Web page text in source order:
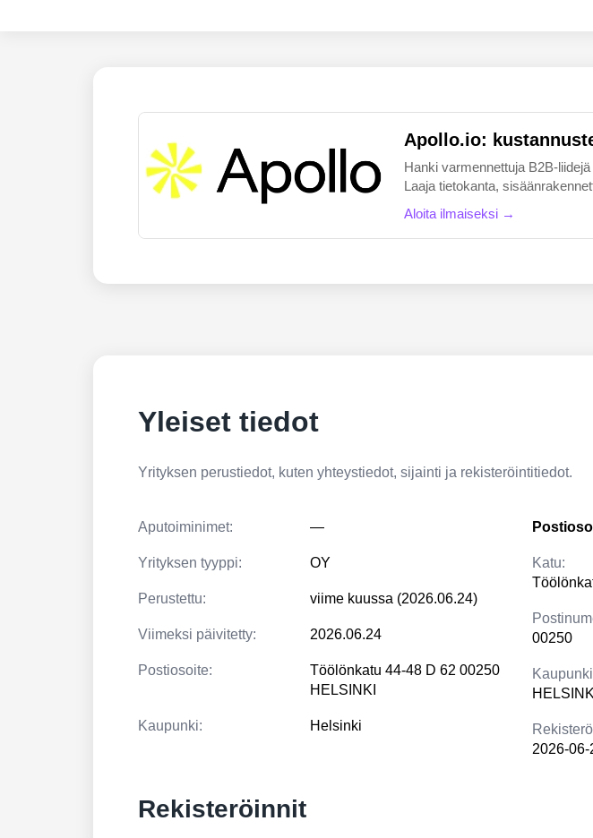
Apollo.io:
Hanki varmennettuja B2B-
Laaja tietokanta,
Aloita ilmaiseksi →
Yleiset tiedot
Yrityksen perustiedot, kuten yhteystiedot, sijainti ja rekisteröintitiedot.
Aputoiminimet: —
Yrityksen tyyppi: OY
Perustettu: viime kuussa (2026.06.24)
Viimeksi päivitetty: 2026.06.24
Postiosoite:
Töölönkatu 44-48 D 62 00250
HELSINKI
Kaupunki: Helsinki
Katu:
00250
HELSINKI
2026-06-
Rekisteröinnit